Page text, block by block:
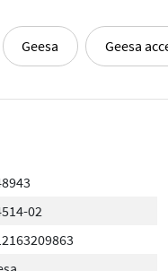
bij dagelijks
design maakt dit
badkamer.
Geesa Geesa
02